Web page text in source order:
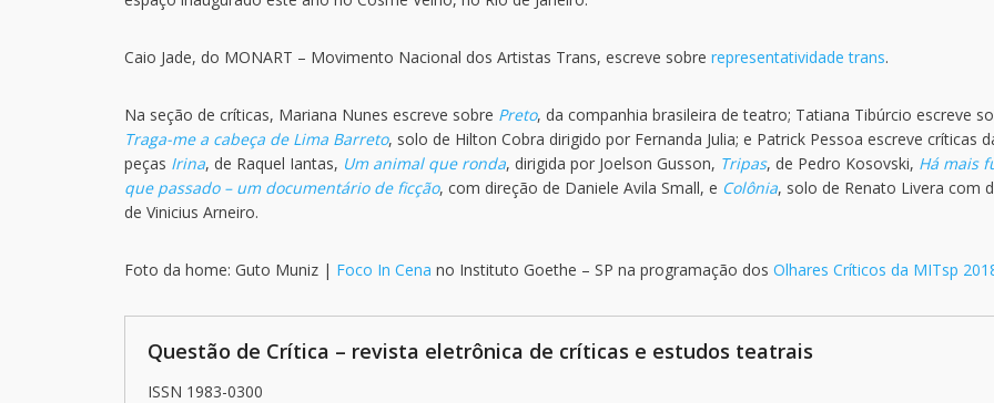
Caio Jade, do MONART – Movimento Nacional dos Artistas Trans, escreve sobre representatividade trans.
Na seção de críticas, Mariana Nunes escreve sobre Preto, da companhia brasileira de teatro; Tatiana Tibúrcio escreve
Traga-me a cabeça de Lima Barreto, solo de Hilton Cobra dirigido por Fernanda Julia; e Patrick Pessoa escreve críticas
peças Irina, de Raquel Iantas, Um animal que ronda, dirigida por Joelson Gusson, Tripas, de Pedro Kosovski, Há mais
que passado – um documentário de ficção, com direção de Daniele Avila Small, e Colônia, solo de Renato Livera com
de Vinicius Arneiro.
Foto da home: Guto Muniz | Foco In Cena no Instituto Goethe – SP na programação dos Olhares Críticos da MITsp
Questão de Crítica – revista eletrônica de críticas e estudos teatrais
ISSN 1983-0300